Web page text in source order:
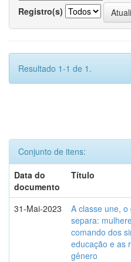
Registro(s)
Resultado 1-1 de 1.
Conjunto de itens:
Data do
documento
Título
31-Mai-2023
A classe une, o
separa:
comando dos
educação e as
gênero